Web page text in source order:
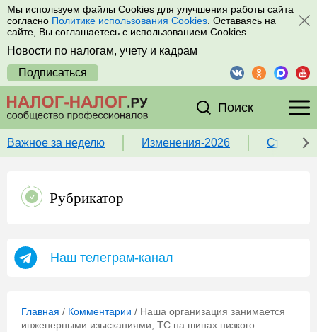
Мы используем файлы Cookies для улучшения работы сайта
согласно Политике использования Cookies . Оставаясь на
сайте, Вы соглашаетесь с использованием Cookies.
Новости по налогам, учету и кадрам
Подписаться
Поиск
Важное за неделю Изменения-2026 Ставка
Рубрикатор
Наш телеграм-канал
Главная / Комментарии / Наша организация занимается
инженерными изысканиями, ТС на шинах низкого